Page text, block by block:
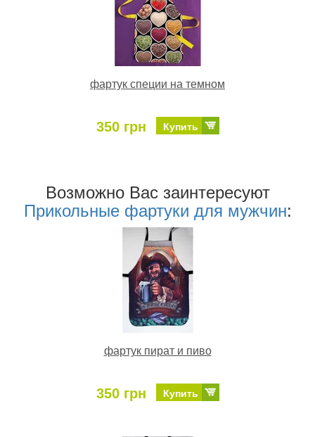
фартук специи на темном
350 грн Купить
Возможно Ваc заинтересуют
Прикольные фартуки для мужчин:
фартук пират и пиво
350 грн Купить